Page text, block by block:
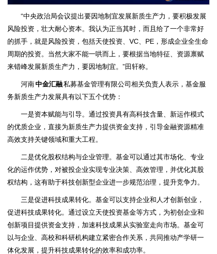
“中央政治局会议提出要因地制宜发展新质生产力，要积极发展
风险投资，壮大耐心资本。我认为正当其时，而且给了一个非常好
的抓手，就是风险投资，包括天使投资、VC、PE，形成企业全生命
周期的投资。当然大家不能一哄而上，要根据当地特征、资源禀赋
来错峰发展新质生产力，要因地制宜。”田轩称。
河南中金汇融私募基金管理有限公司相关负责人表示，基金服
务新质生产力发展具有以下五个优势：
一是资本赋能与引导。通过投资具有高科技含量、新运作模式
的优质企业，直接为新质生产力提供资金支持，引导金融资源精准
高效支持关键领域和重大工程。
二是优化股权结构与企业管理。基金可以通过其市场化、专业
化的运作优势，对被投企业实现专业决策、高效管理，并优化其股
权结构，这有助于科技创新型企业进一步规范治理，提升竞争力。
三是促进科技成果转化。基金可以支持企业和人才创新创业，
促进科技成果转化。通过设立天使投资基金等方式，为初创企业和
创新项目提供资金支持，加速科技成果从实验室走向市场。基金可
以与企业、高校和科研机构建立紧密合作关系，共同推动产学研一
体化发展，提升科技成果转化的效率和成功率。